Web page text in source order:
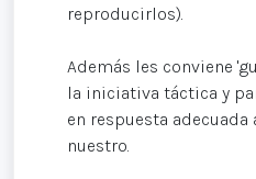
reproducirlos).
Además les conviene
la iniciativa táctica y
en respuesta adecuada
nuestro.